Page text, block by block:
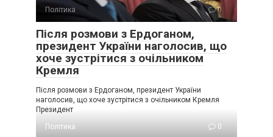
Політика 0
Після розмови з Ердоганом,
президент України наголосив, що
хоче зустрітися з очільником
Кремля
Після розмови з Ердоганом, президент України
наголосив, що хоче зустрітися з очільником Кремля
Президент
Політика
0